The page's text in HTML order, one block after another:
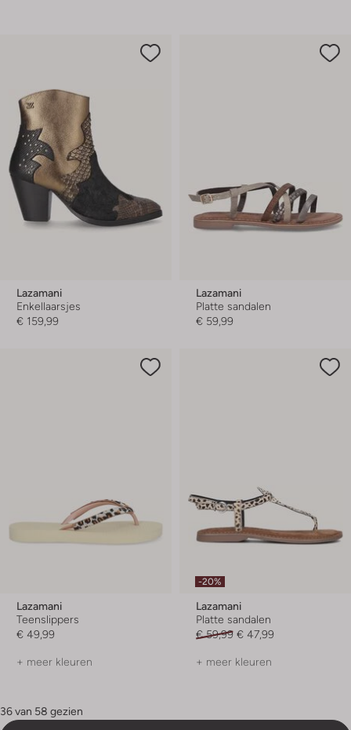
Lazamani
Enkellaarsjes
€ 159,99
Lazamani
Platte sandalen
€ 59,99
Lazamani
Teenslippers
€ 49,99
+ meer kleuren
-20%
Lazamani
Platte sandalen
€ 59,99 € 47,99
+ meer kleuren
36 van 58 gezien